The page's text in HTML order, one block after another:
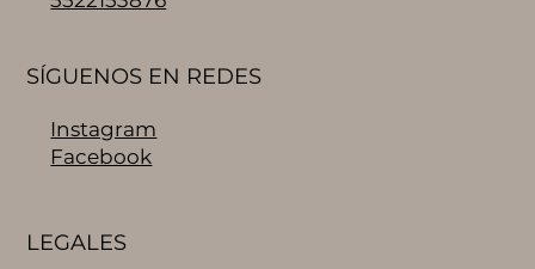
SÍGUENOS EN REDES
Instagram
Facebook
LEGALES